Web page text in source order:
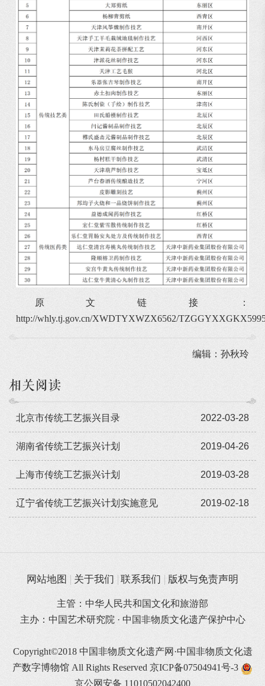
原文链接：
http://whly.tj.gov.cn/XWDTYXWZX6562/
编辑：孙秋玲
相关阅读
2022-03-28
北京市传统工艺振兴目录
2019-04-26
湖南省传统工艺振兴计划
2019-03-28
上海市传统工艺振兴计划
2019-02-18
辽宁省传统工艺振兴计划实施意见
网站地图 关于我们 联系我们 版权与免责声明
主管：中华人民共和国文化和旅游部
主办：中国艺术研究院 · 中国非物质文化遗产保护中心
Copyright©2018 中国非物质文化遗产网·中国非物质文化遗
产数字博物馆 All Rights Reserved 京ICP备07504941号-3
京公网安备 11010502042400